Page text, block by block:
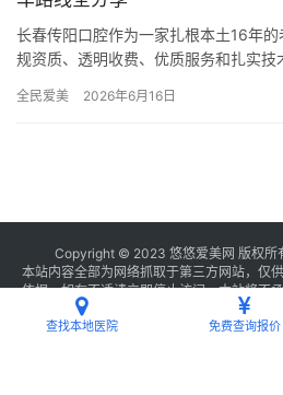
长春传阳口腔作为一家扎根本土16年
规资质、透明收费、优质服务和扎实
等…
全民爱美 2026年6月16日
Copyright © 2023 悠悠爱美网 版权所
本站内容全部为网络抓取于第三方网站，仅
依据，如有不适请立即停止访问，本站将不
联系我们
查找本地医院 免费查询报价